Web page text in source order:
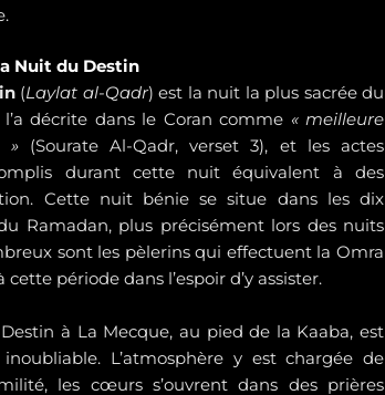
Nuit du Destin
(Laylat al-Qadr) est la nuit la plus sacrée du
décrite dans le Coran comme « meilleure
»(Sourate Al-Qadr, verset 3), et les actes
durant cette nuit équivalent à des
Cette nuit bénie se situe dans les dix
Ramadan, plus précisément lors des nuits
sont les pèlerins qui effectuent la Omra
période dans l’espoir d’y assister.
à La Mecque, au pied de la Kaaba, est
L’atmosphère y est chargée de
les cœurs s’ouvrent dans des prières